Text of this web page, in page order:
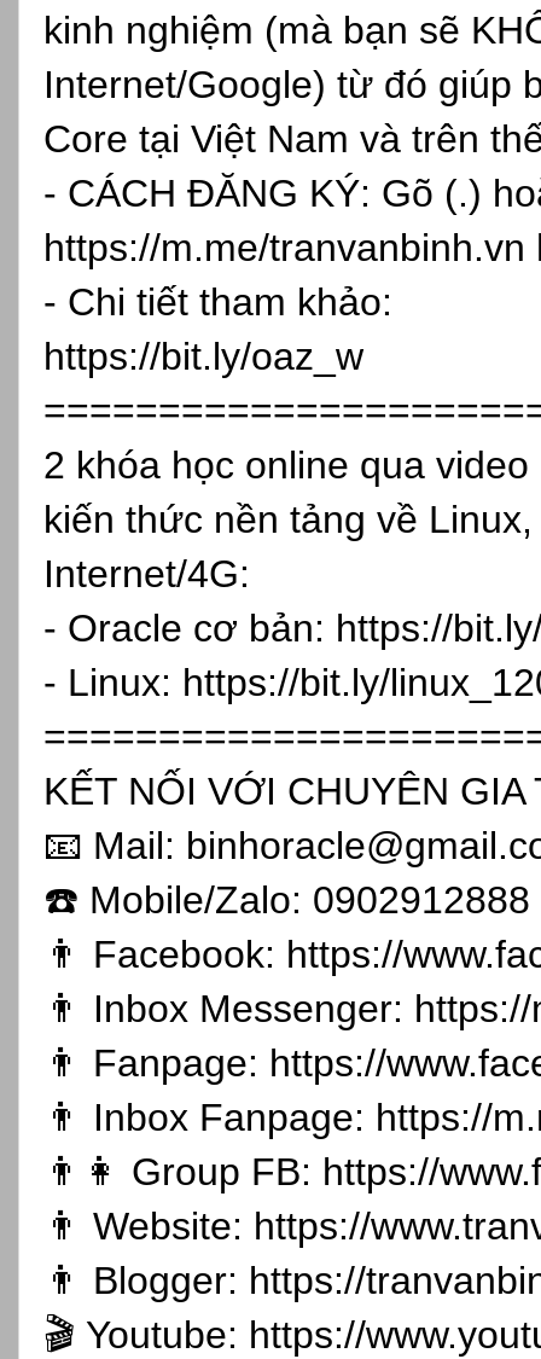
kinh nghiệm (mà bạn sẽ
Internet/Google) từ đó giúp
Core tại Việt Nam và trên
- CÁCH ĐĂNG KÝ: Gõ (.)
https://m.me/tranvanbinh.vn
- Chi tiết tham khảo:
https://bit.ly/oaz_w
2 khóa học online qua
kiến thức nền tảng về
Internet/4G:
- Oracle cơ bản: https://
- Linux: https://bit.ly/
KẾT NỐI VỚI CHUYÊN GIA
📧 Mail:
☎️ Mobile/Zalo: 0902912888
👨 Facebook: https://
👨 Inbox Messenger:
👨 Fanpage: https://
👨 Inbox Fanpage: https://
👨👩 Group FB: https://
👨 Website: https://
👨 Blogger: https://
🎬 Youtube: https://